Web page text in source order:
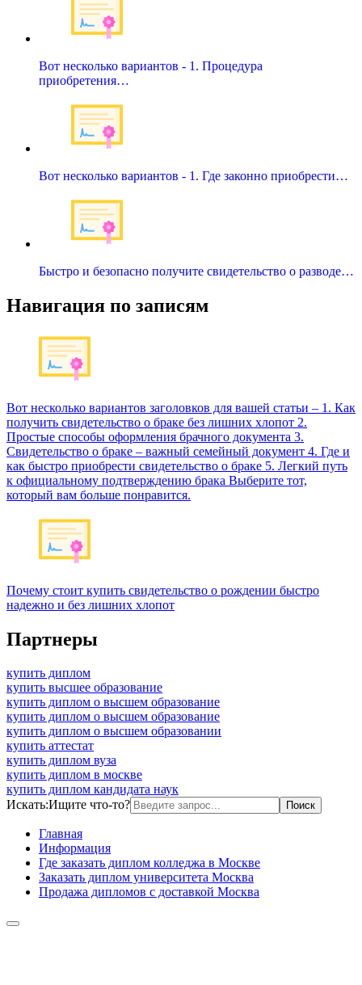
Вот несколько вариантов - 1. Процедура
приобретения…
Вот несколько вариантов - 1. Где законно приобрести…
Быстро и безопасно получите свидетельство о разводе…
Навигация по записям
Вот несколько вариантов заголовков для вашей статьи – 1. Как
получить свидетельство о браке без лишних хлопот 2.
Простые способы оформления брачного документа 3.
Свидетельство о браке – важный семейный документ 4. Где и
как быстро приобрести свидетельство о браке 5. Легкий путь
к официальному подтверждению брака Выберите тот,
который вам больше понравится.
Почему стоит купить свидетельство о рождении быстро
надежно и без лишних хлопот
Партнеры
купить диплом
купить высшее образование
купить диплом о высшем образование
купить диплом о высшем образование
купить диплом о высшем образовании
купить аттестат
купить диплом вуза
купить диплом в москве
купить диплом кандидата наук
Искать:Ищите что-то?
Главная
Информация
Где заказать диплом колледжа в Москве
Заказать диплом университета Москва
Продажа дипломов с доставкой Москва